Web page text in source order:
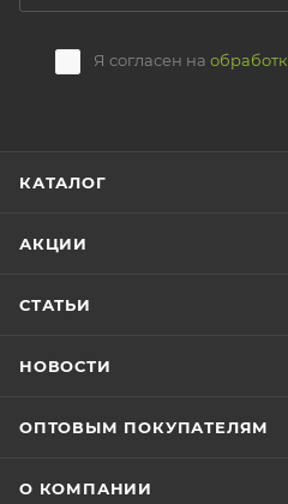
Я согласен на
КАТАЛОГ
АКЦИИ
СТАТЬИ
НОВОСТИ
ОПТОВЫМ ПОКУПАТЕЛЯМ
О КОМПАНИИ